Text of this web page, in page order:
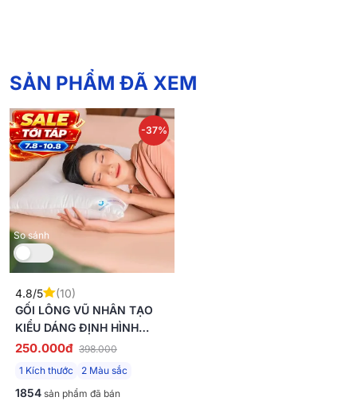
SẢN PHẨM ĐÃ XEM
So sánh
-37%
4.8/5
(10)
GỐI LÔNG VŨ NHÂN TẠO
KIỂU DÁNG ĐỊNH HÌNH
GOODNIGHT MOCHI
250.000đ 398.000
1 Kích thước
2 Màu sắc
1854 sản phẩm đã bán